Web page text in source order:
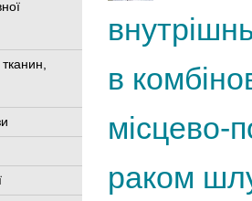
в
місцево-
раком